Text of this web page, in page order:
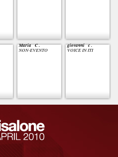
Maria C .
NON-EVENTO
giovanni c .
VOICE IN ITI